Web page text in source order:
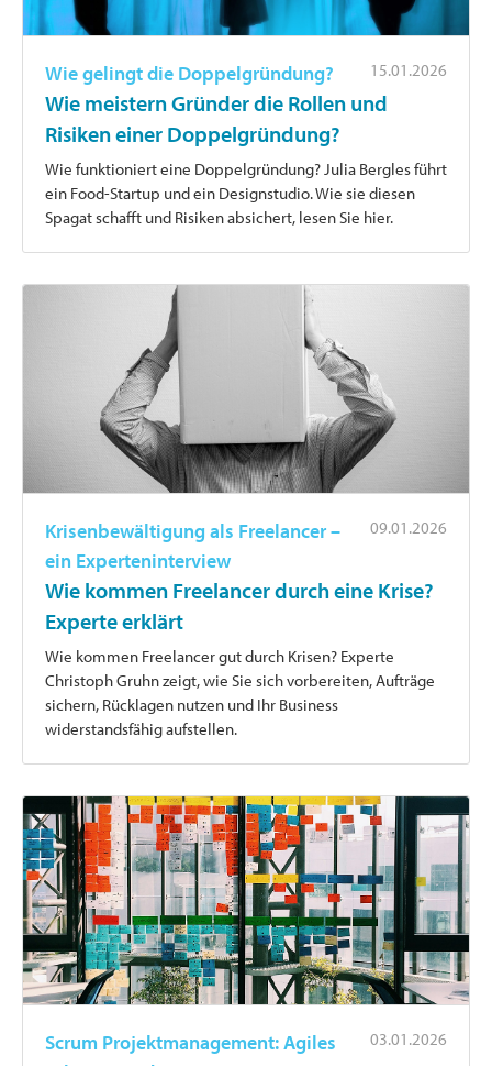
15.01.2026
Wie gelingt die Doppelgründung?
Wie meistern Gründer die Rollen und
Risiken einer Doppelgründung?
Wie funktioniert eine Doppelgründung? Julia Bergles führt
ein Food-Startup und ein Designstudio. Wie sie diesen
Spagat schafft und Risiken absichert, lesen Sie hier.
09.01.2026
Krisenbewältigung als Freelancer –
ein Experteninterview
Wie kommen Freelancer durch eine Krise?
Experte erklärt
Wie kommen Freelancer gut durch Krisen? Experte
Christoph Gruhn zeigt, wie Sie sich vorbereiten, Aufträge
sichern, Rücklagen nutzen und Ihr Business
widerstandsfähig aufstellen.
03.01.2026
Scrum Projektmanagement: Agiles